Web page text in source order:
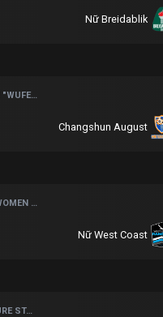
Nữ Breidablik
TOURNAMENT
Changshun August
DIVISION
Nữ West Coast
CUP